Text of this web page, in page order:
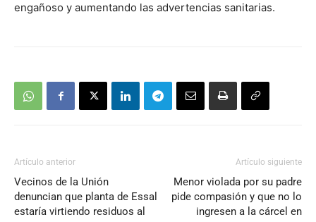
engañoso y aumentando las advertencias sanitarias.
Artículo anterior
Vecinos de la Unión
denuncian que planta de Essal
estaría virtiendo residuos al
Artículo siguiente
Menor violada por su padre
pide compasión y que no lo
ingresen a la cárcel en